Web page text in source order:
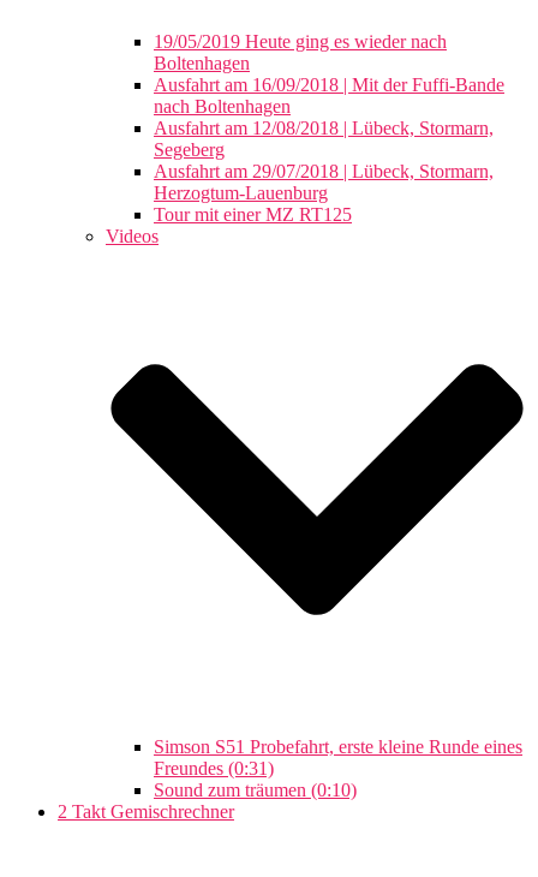
19/05/2019 Heute ging es wieder nach
Boltenhagen
Ausfahrt am 16/09/2018 | Mit der Fuffi-Bande
nach Boltenhagen
Ausfahrt am 12/08/2018 | Lübeck, Stormarn,
Segeberg
Ausfahrt am 29/07/2018 | Lübeck, Stormarn,
Herzogtum-Lauenburg
Tour mit einer MZ RT125
Videos
Simson S51 Probefahrt, erste kleine Runde eines
Freundes (0:31)
Sound zum träumen (0:10)
2 Takt Gemischrechner